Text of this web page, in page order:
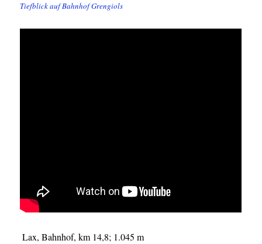
Tiefblick auf Bahnhof Grengiols
Lax, Bahnhof, km 14,8; 1.045 m